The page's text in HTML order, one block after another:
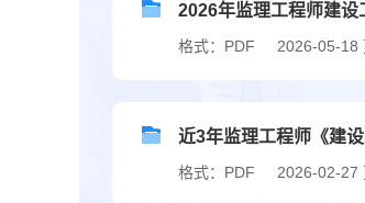
2026年监理工程师建
格式：PDF 2026-05-18
近3年监理工程师《建
格式：PDF 2026-02-27